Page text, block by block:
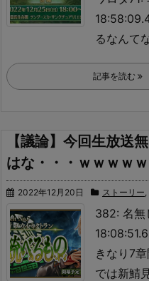
るなんて
記事を読む
【議論】今回生放送
はな・・・ｗｗｗｗｗ
2022年12月20日 ストーリー,
382: 名
きなり7
では新鯖